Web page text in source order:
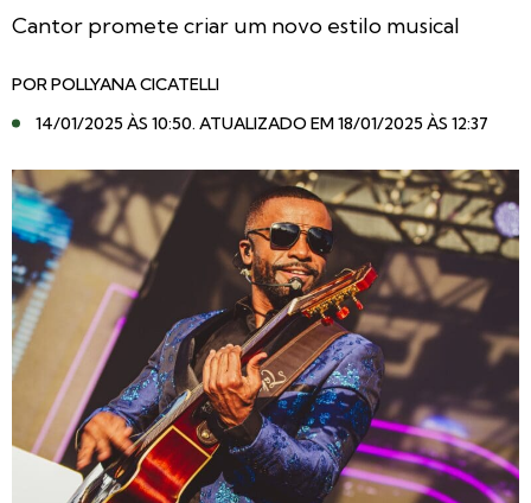
Cantor promete criar um novo estilo musical
PORPOLLYANA CICATELLI
14/01/2025 ÀS 10:50. ATUALIZADO EM 18/01/2025 ÀS 12:37